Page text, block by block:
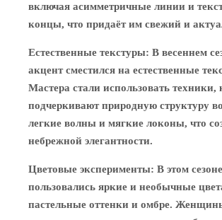
включая асимметричные линии и
концы, что придаёт им свежий и
Естественные текстуры: В весеннем
акцент сместился на естественные
Мастера стали использовать техники,
подчеркивают природную структуру
легкие волны и мягкие локоны, что
небрежной элегантности.
Цветовые эксперименты: В этом
пользовались яркие и необычные
пастельные оттенки и омбре.